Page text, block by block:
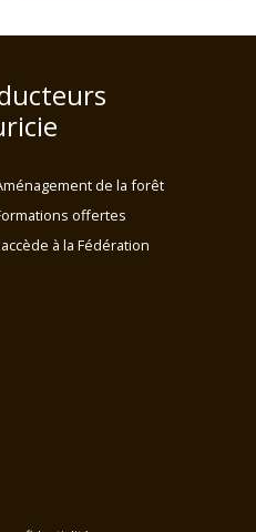
de la forêt
offertes
à la Fédération